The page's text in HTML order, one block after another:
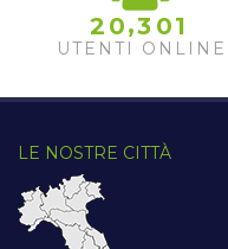
2 0,3 01
UTENTI ONLINE
LE NOSTRE CITTÀ